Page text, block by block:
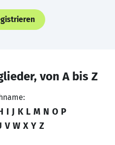
von A bis Z
I J K L M N O P
V W X Y Z